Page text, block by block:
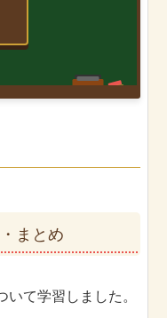
まとめ
て学習しました。